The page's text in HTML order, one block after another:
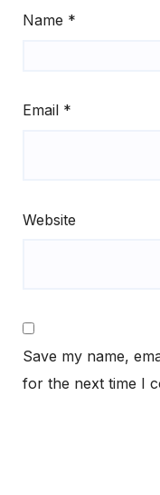
Name *
Email *
Website
Save my name,
for the next time I